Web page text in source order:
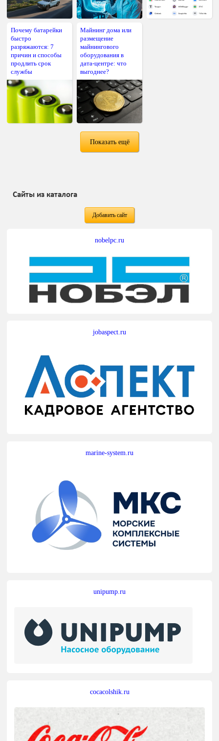
Почему батарейки
быстро
разряжаются: 7
причин и способы
продлить срок
службы
Майнинг дома или
размещение
майнингового
оборудования в
дата-центре: что
выгоднее?
Показать ещё
Сайты из каталога
Добавить сайт
nobelpc.ru
jobaspect.ru
marine-system.ru
unipump.ru
cocacolshik.ru